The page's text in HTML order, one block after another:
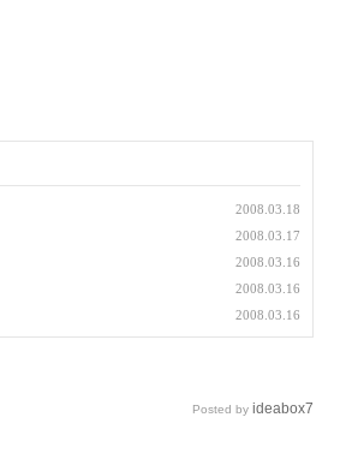
2008.03.18
2008.03.17
2008.03.16
2008.03.16
2008.03.16
Posted by ideabox7